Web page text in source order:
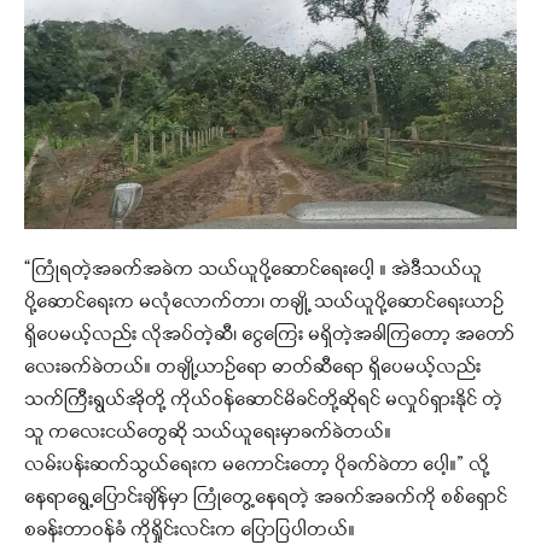
“ကြုံရတဲ့အခက်အခဲက သယ်ယူပို့ဆောင်ရေးပေါ့ ။ အဲဒီသယ်ယူ
ပို့ဆောင်ရေးက မလုံလောက်တာ၊ တချို့ သယ်ယူပို့ဆောင်ရေးယာဉ်
ရှိပေမယ့်လည်း လိုအပ်တဲ့ဆီ၊ ငွေကြေး မရှိတဲ့အခါကြတော့ အတော်
လေးခက်ခဲတယ်။ တချို့ယာဉ်ရော ဓာတ်ဆီရော ရှိပေမယ့်လည်း
သက်ကြီးရွယ်အိုတို့ ကိုယ်ဝန်ဆောင်မိခင်တို့ဆိုရင် မလှုပ်ရှားနိုင် တဲ့
သူ ကလေးငယ်တွေဆို သယ်ယူရေးမှာခက်ခဲတယ်။
လမ်းပန်းဆက်သွယ်ရေးက မကောင်းတော့ ပိုခက်ခဲတာ ပေါ့။” လို့
နေရာရွေ့ပြောင်းချိန်မှာ ကြုံတွေ့နေရတဲ့ အခက်အခက်ကို စစ်ရှောင်
စခန်းတာဝန်ခံ ကိုရှိုင်းလင်းက ပြောပြပါတယ်။